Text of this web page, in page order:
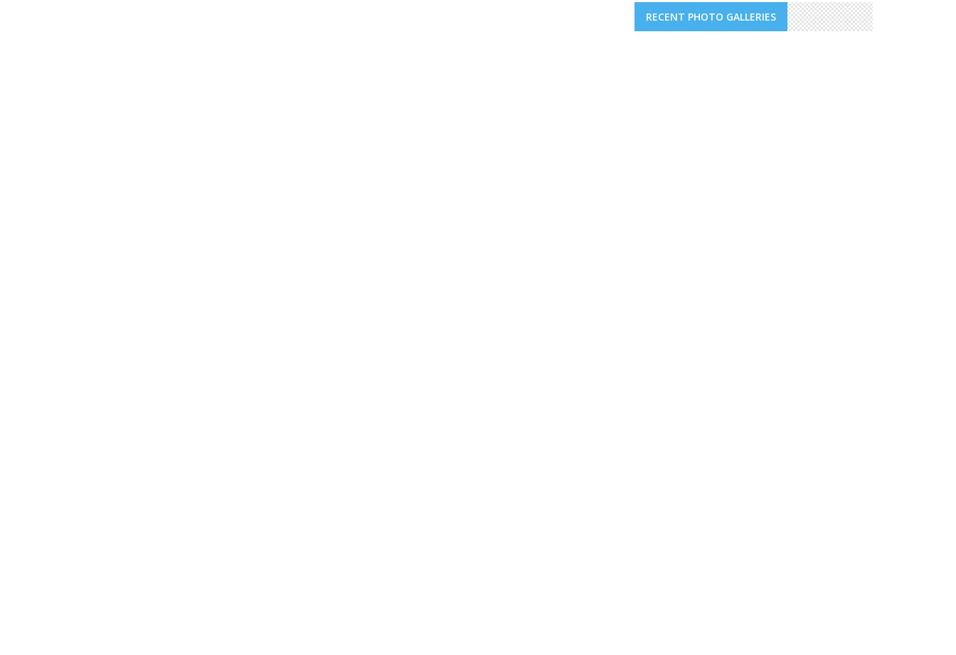
RECENT PHOTO GALLERIES